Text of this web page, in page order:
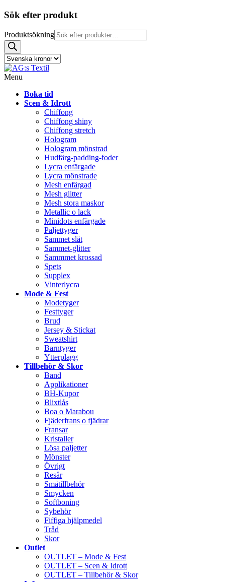
Sök efter produkt
Produktsökning
Menu
Boka tid
Scen & Idrott
Chiffong
Chiffong shiny
Chiffong stretch
Hologram
Hologram mönstrad
Hudfärg-padding-foder
Lycra enfärgade
Lycra mönstrade
Mesh enfärgad
Mesh glitter
Mesh stora maskor
Metallic o lack
Minidots enfärgade
Paljettyger
Sammet slät
Sammet-glitter
Sammmet krossad
Spets
Supplex
Vinterlycra
Mode & Fest
Modetyger
Festtyger
Brud
Jersey & Stickat
Sweatshirt
Barntyger
Ytterplagg
Tillbehör & Skor
Band
Applikationer
BH-Kupor
Blixtlås
Boa o Marabou
Fjäderfrans o fjädrar
Fransar
Kristaller
Lösa paljetter
Mönster
Övrigt
Resår
Småtillbehör
Smycken
Softboning
Sybehör
Fiffiga hjälpmedel
Tråd
Skor
Outlet
OUTLET – Mode & Fest
OUTLET – Scen & Idrott
OUTLET – Tillbehör & Skor